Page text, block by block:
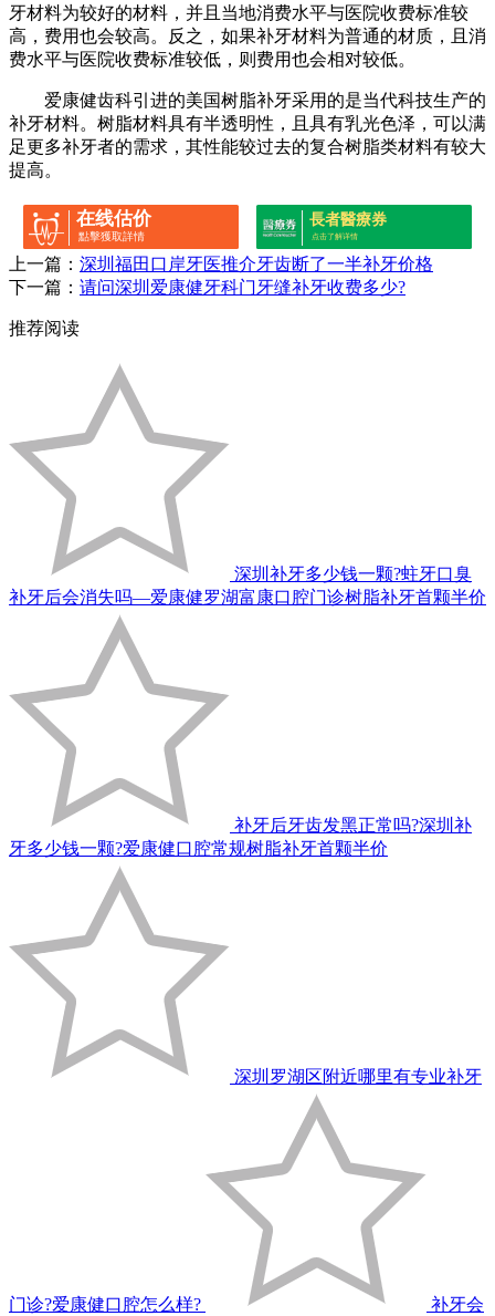
牙材料为较好的材料，并且当地消费水平与医院收费标准较
高，费用也会较高。反之，如果补牙材料为普通的材质，且消
费水平与医院收费标准较低，则费用也会相对较低。
爱康健齿科引进的美国树脂补牙采用的是当代科技生产的
补牙材料。树脂材料具有半透明性，且具有乳光色泽，可以满
足更多补牙者的需求，其性能较过去的复合树脂类材料有较大
提高。
在线估价
點擊獲取詳情
長者醫療券
点击了解详情
上一篇： 深圳福田口岸牙医推介牙齿断了一半补牙价格
下一篇： 请问深圳爱康健牙科门牙缝补牙收费多少?
推荐阅读
深圳补牙多少钱一颗?蛀牙口臭
补牙后会消失吗—爱康健罗湖富康口腔门诊树脂补牙首颗半价
补牙后牙齿发黑正常吗?深圳补
牙多少钱一颗?爱康健口腔常规树脂补牙首颗半价
深圳罗湖区附近哪里有专业补牙
门诊?爱康健口腔怎么样?
补牙会